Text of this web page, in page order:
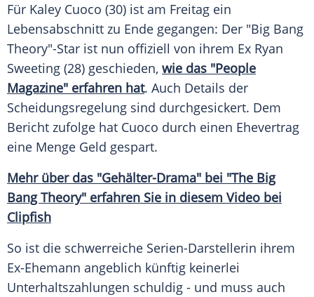
Für Kaley Cuoco (30) ist am Freitag ein
Lebensabschnitt zu Ende gegangen: Der "Big Bang
Theory"-Star ist nun offiziell von ihrem Ex Ryan
Sweeting (28) geschieden, wie das "People
Magazine" erfahren hat. Auch Details der
Scheidungsregelung sind durchgesickert. Dem
Bericht zufolge hat Cuoco durch einen Ehevertrag
eine Menge Geld gespart.
Mehr über das "Gehälter-Drama" bei "The Big
Bang Theory" erfahren Sie in diesem Video bei
Clipfish
So ist die schwerreiche Serien-Darstellerin ihrem
Ex-Ehemann angeblich künftig keinerlei
Unterhaltszahlungen schuldig - und muss auch